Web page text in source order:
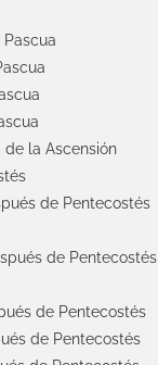
la Ascensión
de Pentecostés
de Pentecostés
de Pentecostés
de Pentecostés